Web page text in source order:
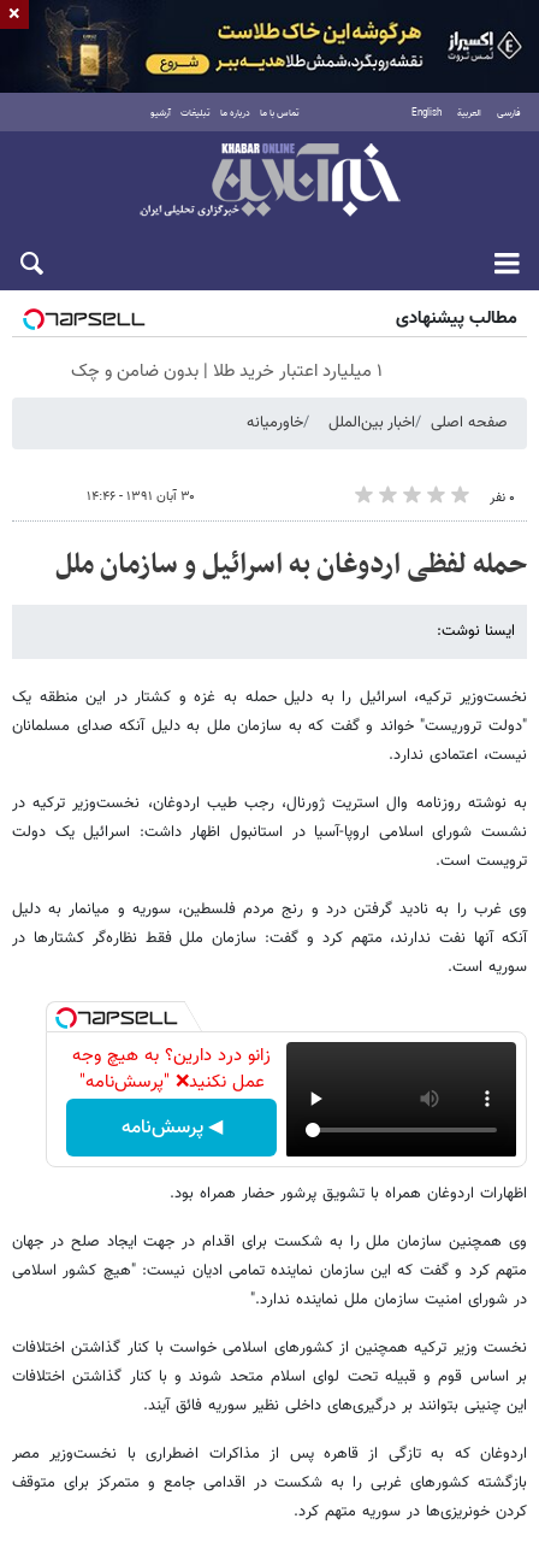
فارسی العربية English تماس با ما درباره ما تبلیغات آرشیو
پنجشنبه ۱۵ مرداد ۱۴۰۵
مطالب پیشنهادی
۱ میلیارد اعتبار خرید طلا | بدون ضامن و چک
صفحه اصلی اخبار بین‌الملل خاورمیانه
۰ نفر ۳۰ آبان ۱۳۹۱ - ۱۴:۴۶
حمله لفظی اردوغان به اسرائیل و سازمان ملل
ایسنا نوشت:
نخست‌وزیر ترکیه، اسرائیل را به دلیل حمله به غزه و کشتار در این منطقه یک
"دولت تروریست" خواند و گفت که به سازمان ملل به دلیل آنکه صدای مسلمانان
نیست، اعتمادی ندارد.
به نوشته روزنامه وال‌ استریت ژورنال، رجب طیب اردوغان، نخست‌وزیر ترکیه در
نشست شورای اسلامی اروپا-آسیا در استانبول اظهار داشت: اسرائیل یک دولت
ترویست است.
وی غرب را به نادید گرفتن درد و رنج مردم فلسطین، سوریه و میانمار به دلیل
آنکه آنها نفت ندارند، متهم کرد و گفت: سازمان ملل فقط نظاره‌گر کشتارها در
سوریه است.
زانو درد دارین؟ به هیچ وجه
عمل نکنید❌ "پرسش‌نامه"
◀ پرسش‌نامه
اظهارات اردوغان همراه با تشویق پرشور حضار همراه بود.
وی همچنین سازمان ملل را به شکست برای اقدام در جهت ایجاد صلح در جهان
متهم کرد و گفت که این سازمان نماینده تمامی ادیان نیست: "هیچ کشور اسلامی
در شورای امنیت سازمان ملل نماینده ندارد."
نخست وزیر ترکیه همچنین از کشورهای اسلامی خواست با کنار گذاشتن اختلافات
بر اساس قوم و قبیله تحت لوای اسلام متحد شوند و با کنار گذاشتن اختلافات
این چنینی بتوانند بر درگیری‌های داخلی نظیر سوریه فائق آیند.
اردوغان که به تازگی از قاهره پس از مذاکرات اضطراری با نخست‌وزیر مصر
بازگشته کشورهای غربی را به شکست در اقدامی جامع و متمرکز برای متوقف
کردن خونریزی‌ها در سوریه متهم کرد.
×